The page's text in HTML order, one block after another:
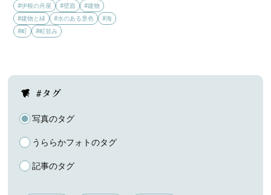
#伊根の舟屋
#壁面
#建物
#建物と緑
#水のある景色
#海
#町
#町並み
#タグ
写真のタグ
うららかフォトのタグ
記事のタグ